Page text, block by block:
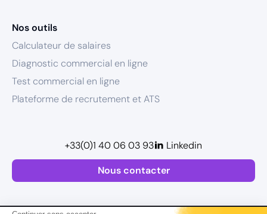
Nos outils
Calculateur de salaires
Diagnostic commercial en ligne
Test commercial en ligne
Plateforme de recrutement et ATS
Nous contacter
+33(0)1 40 06 03 93 Linkedin